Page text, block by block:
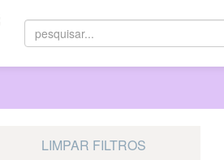
LIMPAR FILTROS